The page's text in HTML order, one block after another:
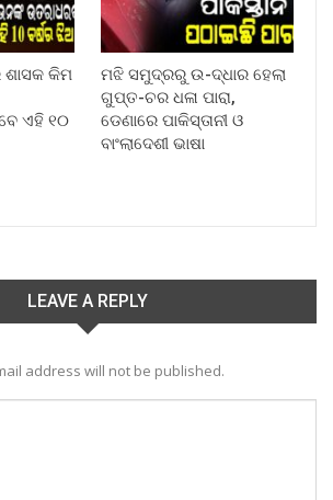
କିମ
ଏହି ୧୦
ମଝି ସମୁଦ୍ରରୁ ଉ-ଦ୍ଧାର ହେଲା
ଗୁପ୍ତ-ଚର ଧଳା ପାରା,
ଡେଣାରେ ପାକିସ୍ତାନୀ ଓ
ବାଂଲାଦେଶୀ ଭାଷା
LEAVE A REPLY
address will not be published.